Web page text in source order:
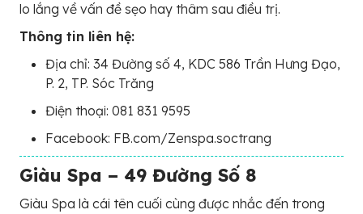
lo lắng về vấn đề sẹo hay thâm sau điều trị.
Thông tin liên hệ:
Địa chỉ: 34 Đường số 4, KDC 586 Trần Hưng Đạo,
P. 2, TP. Sóc Trăng
Điện thoại: 081 831 9595
Facebook: FB.com/Zenspa.soctrang
Giàu Spa – 49 Đường Số 8
Giàu Spa là cái tên cuối cùng được nhắc đến trong